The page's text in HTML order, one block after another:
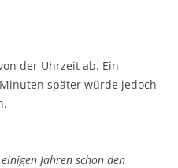
der Uhrzeit ab. Ein
später würde jedoch
Jahren schon den